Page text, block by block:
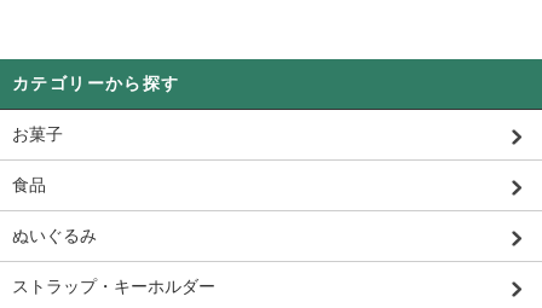
カテゴリーから探す
お菓子
食品
ぬいぐるみ
ストラップ・キーホルダー